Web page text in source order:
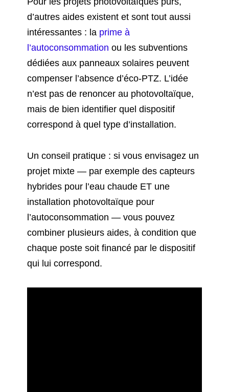
d’autres aides existent et sont tout aussi
intéressantes : la prime à
l’autoconsommation ou les subventions
dédiées aux panneaux solaires peuvent
compenser l’absence d’éco-PTZ. L’idée
n’est pas de renoncer au photovoltaïque,
mais de bien identifier quel dispositif
correspond à quel type d’installation.
Un conseil pratique : si vous envisagez un
projet mixte — par exemple des capteurs
hybrides pour l’eau chaude ET une
installation photovoltaïque pour
l’autoconsommation — vous pouvez
combiner plusieurs aides, à condition que
chaque poste soit financé par le dispositif
qui lui correspond.